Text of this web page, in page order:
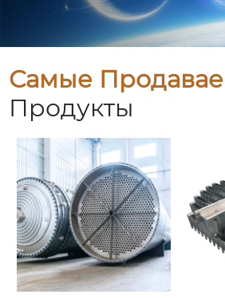
Самые
Продукты